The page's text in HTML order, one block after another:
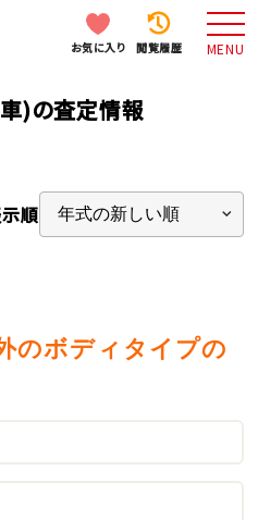
お気に入り 閲覧履歴 MENU
)の査定情報
順
のボディタイプの